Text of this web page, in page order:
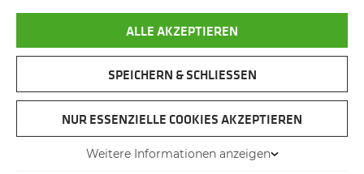
SENNEBOGEN USED
KONTAKT
gerne.
ALLE AKZEPTIEREN
SPEICHERN & SCHLIESSEN
NUR ESSENZIELLE COOKIES AKZEPTIEREN
Weitere Informationen anzeigen